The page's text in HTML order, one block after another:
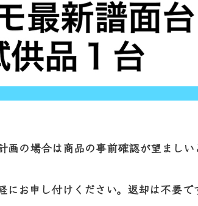
の場合は商品の事前確認が望まし
お申し付けください。返却は不要で